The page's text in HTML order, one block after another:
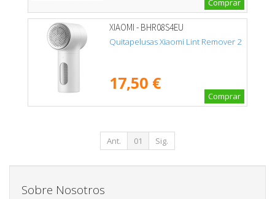
Comprar
XIAOMI - BHR08S4EU
Quitapelusas Xiaomi Lint Remover 2
17,50 €
Comprar
Ant. 01 Sig.
Sobre Nosotros